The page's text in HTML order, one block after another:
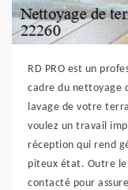
RD PRO est un
cadre du nettoyage
lavage de votre
voulez un travail
réception qui rend
piteux état. Outre le
contacté pour